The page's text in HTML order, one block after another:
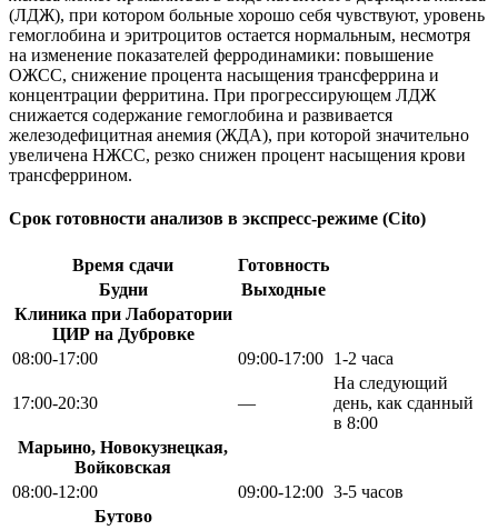
(ЛДЖ), при котором больные хорошо себя чувствуют, уровень
гемоглобина и эритроцитов остается нормальным, несмотря
на изменение показателей ферродинамики: повышение
ОЖСС, снижение процента насыщения трансферрина и
концентрации ферритина. При прогрессирующем ЛДЖ
снижается содержание гемоглобина и развивается
железодефицитная анемия (ЖДА), при которой значительно
увеличена НЖСС, резко снижен процент насыщения крови
трансферрином.
Срок готовности анализов в экспресс-режиме (Cito)
Время сдачи
Готовность
Будни
Выходные
Клиника при Лаборатории
ЦИР на Дубровке
08:00-17:00
09:00-17:00 1-2 часа
17:00-20:30 —
На следующий
день, как сданный
в 8:00
Марьино, Новокузнецкая,
Войковская
08:00-12:00
09:00-12:00 3-5 часов
Бутово